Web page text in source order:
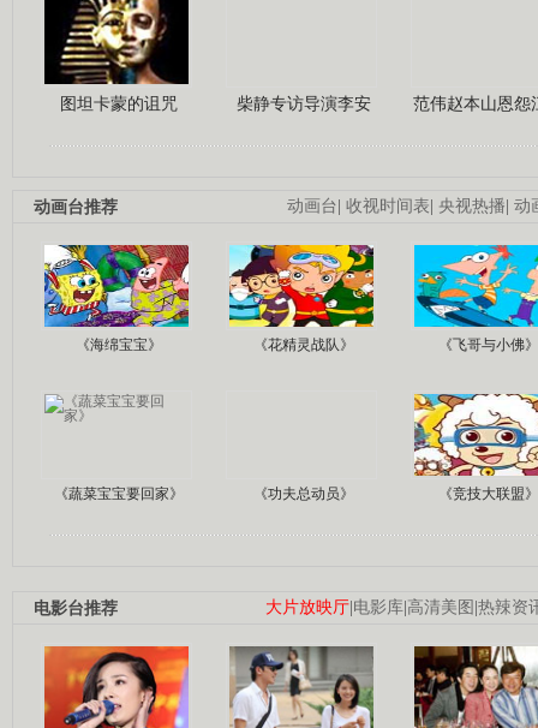
图坦卡蒙的诅咒 柴静专访导演李安 范伟赵本山恩怨
动画台| 收视时间表| 央视热播| 动
动画台推荐
《海绵宝宝》 《花精灵战队》 《飞哥与小佛》
《蔬菜宝宝要回家》 《功夫总动员》 《竞技大联盟》
大片放映厅|电影库|高清美图 |热辣资
电影台推荐